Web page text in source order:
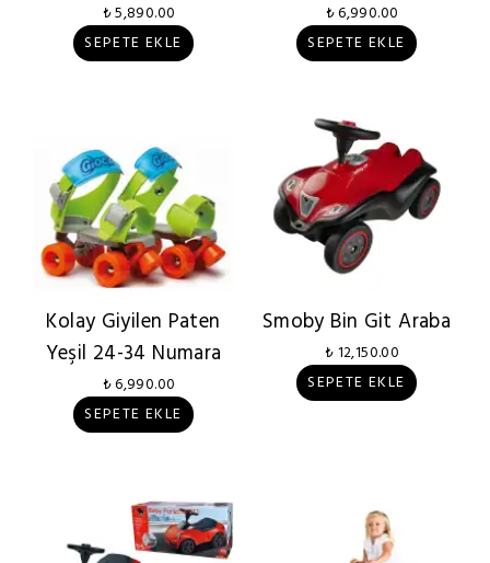
₺ 5,890.00
SEPETE EKLE
₺ 6,990.00
SEPETE EKLE
Kolay Giyilen Paten
Yeşil 24-34 Numara
₺ 6,990.00
SEPETE EKLE
Smoby Bin Git Araba
₺ 12,150.00
SEPETE EKLE